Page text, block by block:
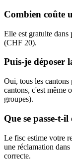
Combien coûte
Elle est gratuite dans
(CHF 20).
Puis-je déposer
Oui, tous les cantons
cantons, c'est même
groupes).
Que se passe-t-
Le fisc estime votre
une réclamation
correcte.